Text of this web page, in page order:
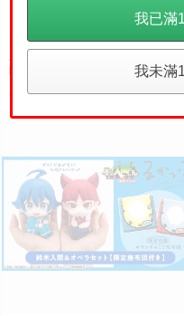
員林卡通⭐️【預購27年2月】MH
LOOK UP 抬頭系列入間同學入
售價 780
我已滿
我未滿